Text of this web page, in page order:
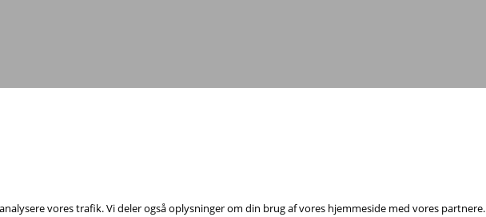
vores trafik. Vi deler også oplysninger om din brug af vores hjemmeside med vores partnere.